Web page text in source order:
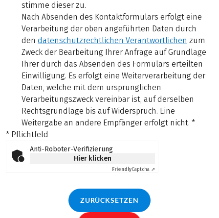
stimme dieser zu.
Nach Absenden des Kontaktformulars erfolgt eine
Verarbeitung der oben angeführten Daten durch
den datenschutzrechtlichen Verantwortlichen zum
Zweck der Bearbeitung Ihrer Anfrage auf Grundlage
Ihrer durch das Absenden des Formulars erteilten
Einwilligung. Es erfolgt eine Weiterverarbeitung der
Daten, welche mit dem ursprünglichen
Verarbeitungszweck vereinbar ist, auf derselben
Rechtsgrundlage bis auf Widerspruch. Eine
Weitergabe an andere Empfänger erfolgt nicht. *
* Pflichtfeld
Anti-Roboter-Verifizierung
Hier klicken
FriendlyCaptcha ⇗
ZURÜCKSETZEN